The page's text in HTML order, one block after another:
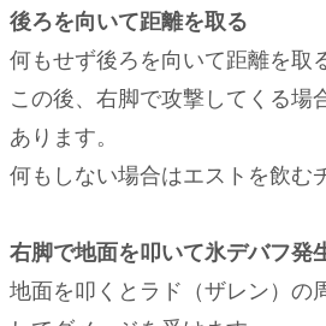
後ろを向いて距離を取る
何もせず後ろを向いて距離を取
この後、右脚で攻撃してくる場
あります。
何もしない場合はエストを飲む
右脚で地面を叩いて氷デバフ発
地面を叩くとラド（ザレン）の